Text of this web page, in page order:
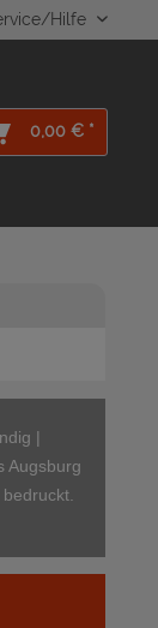
Hilfe
0,00 € *
|
Augsburg